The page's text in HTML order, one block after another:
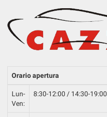
Orario apertura
Lun-
Ven:
8:30-12:00 / 14:30-19:00